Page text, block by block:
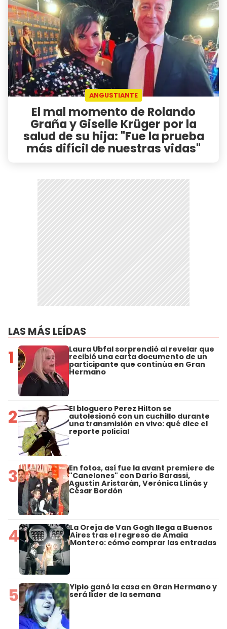
ANGUSTIANTE
El mal momento de Rolando
Graña y Giselle Krüger por la
salud de su hija: "Fue la prueba
más difícil de nuestras vidas"
LAS MÁS LEÍDAS
1 Laura Ubfal sorprendió al revelar que
recibió una carta documento de un
participante que continúa en Gran
Hermano
2 El bloguero Perez Hilton se
autolesionó con un cuchillo durante
una transmisión en vivo: qué dice el
reporte policial
3 En fotos, así fue la avant premiere de
"Canelones" con Darío Barassi,
Agustín Aristarán, Verónica Llinás y
César Bordón
4 La Oreja de Van Gogh llega a Buenos
Aires tras el regreso de Amaia
Montero: cómo comprar las entradas
5 Yipio ganó la casa en Gran Hermano y
será líder de la semana